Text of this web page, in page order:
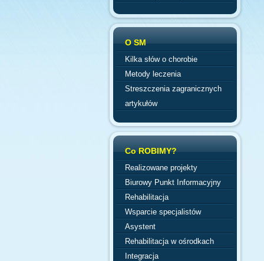
O SM
Kilka słów o chorobie
Metody leczenia
Streszczenia zagranicznych
artykułów
Co ROBIMY?
Realizowane projekty
Biurowy Punkt Informacyjny
Rehabilitacja
Wsparcie specjalistów
Asystent
Rehabilitacja w ośrodkach
Integracja